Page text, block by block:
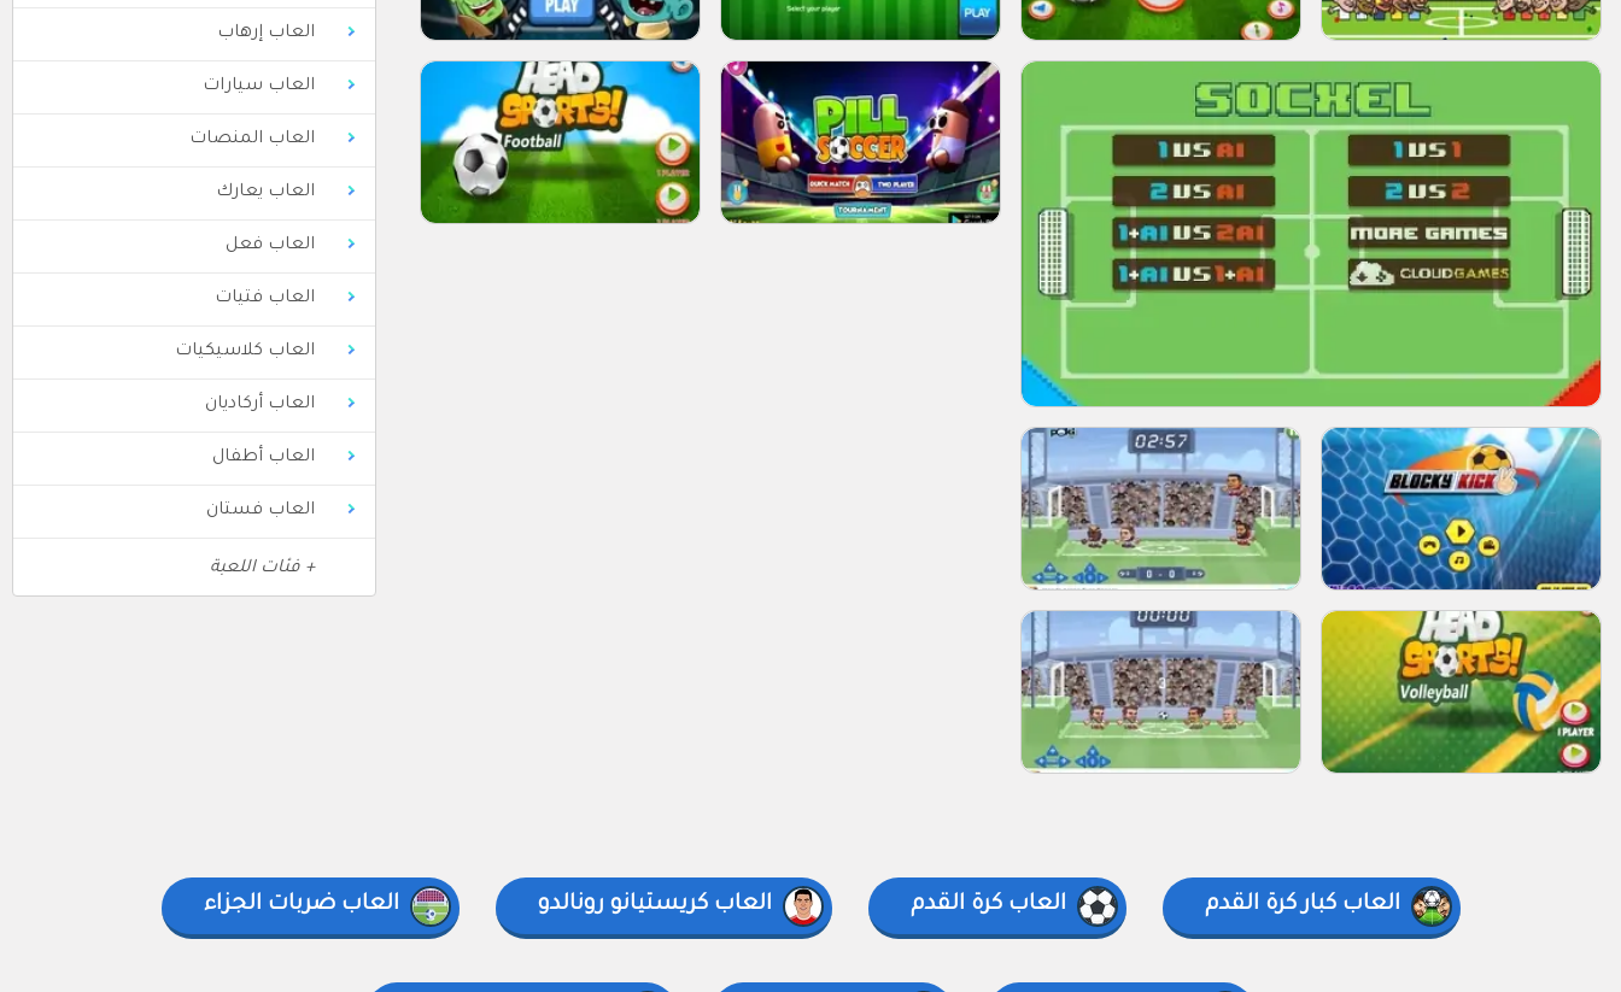
العاب إرهاب
العاب سيارات
العاب المنصات
العاب يعارك
العاب فعل
العاب فتيات
العاب كلاسيكيات
العاب أركاديان
العاب أطفال
العاب فستان
+ فئات اللعبة
العاب كبار كرة القدم العاب كرة القدم العاب كريستيانو رونالدو العاب ضربات الجزاء